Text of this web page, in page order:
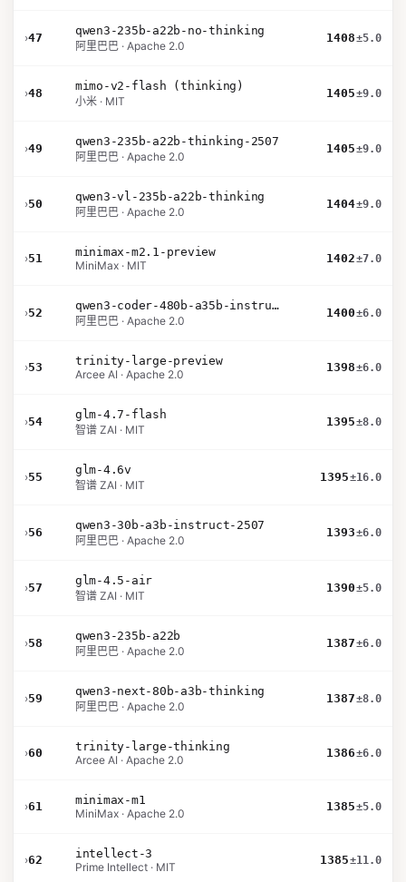
›47
qwen3-235b-a22b-no-thinking
阿里巴巴 · Apache 2.0
1408±5.0
›48
mimo-v2-flash (thinking)
小米 · MIT
1405±9.0
›49
qwen3-235b-a22b-thinking-2507
阿里巴巴 · Apache 2.0
1405±9.0
›50
qwen3-vl-235b-a22b-thinking
阿里巴巴 · Apache 2.0
1404±9.0
›51
minimax-m2.1-preview
MiniMax · MIT
1402±7.0
›52
qwen3-coder-480b-a35b-instruct
阿里巴巴 · Apache 2.0
1400±6.0
›53
trinity-large-preview
Arcee AI · Apache 2.0
1398±6.0
›54
glm-4.7-flash
智谱 ZAI · MIT
1395±8.0
›55
glm-4.6v
智谱 ZAI · MIT
1395±16.0
›56
qwen3-30b-a3b-instruct-2507
阿里巴巴 · Apache 2.0
1393±6.0
›57
glm-4.5-air
智谱 ZAI · MIT
1390±5.0
›58
qwen3-235b-a22b
阿里巴巴 · Apache 2.0
1387±6.0
›59
qwen3-next-80b-a3b-thinking
阿里巴巴 · Apache 2.0
1387±8.0
›60
trinity-large-thinking
Arcee AI · Apache 2.0
1386±6.0
›61
minimax-m1
MiniMax · Apache 2.0
1385±5.0
›62
intellect-3
Prime Intellect · MIT
1385±11.0